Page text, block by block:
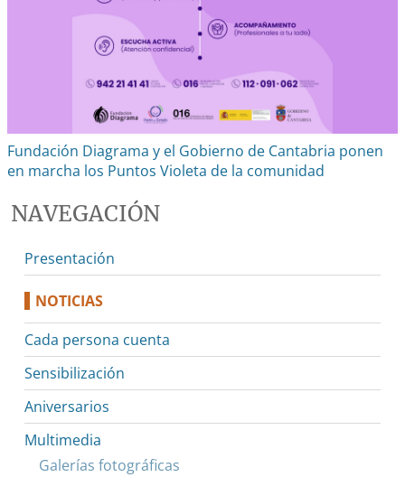
Fundación Diagrama y el Gobierno de Cantabria ponen
en marcha los Puntos Violeta de la comunidad
NAVEGACIÓN
Presentación
NOTICIAS
Cada persona cuenta
Sensibilización
Aniversarios
Multimedia
Galerías fotográficas